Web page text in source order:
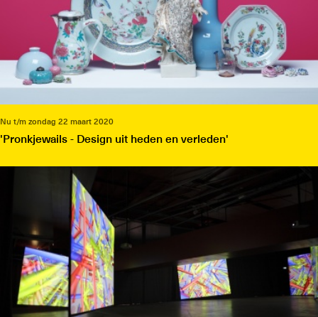
Nu t/m zondag 22 maart 2020
'Pronkjewails - Design uit heden en verleden'